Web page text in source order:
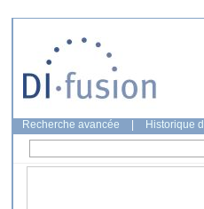
Recherche avancée Historique